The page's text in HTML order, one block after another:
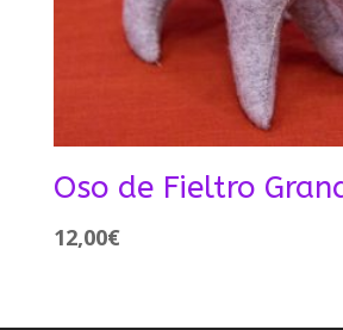
Oso de Fieltro
12,00€